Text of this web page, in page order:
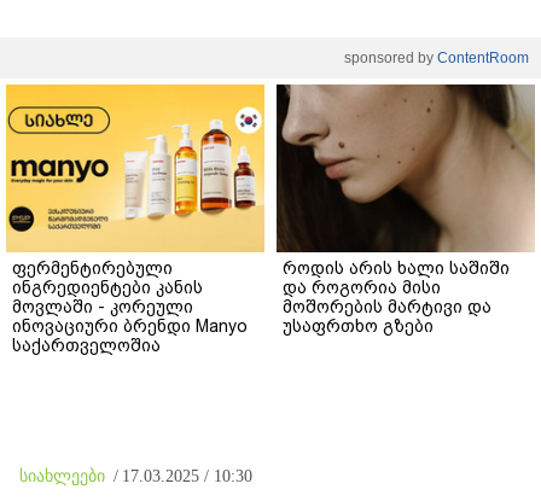
sponsored by ContentRoom
ფერმენტირებული
ინგრედიენტები კანის
მოვლაში - კორეული
ინოვაციური ბრენდი Manyo
საქართველოშია
როდის არის ხალი საშიში
და როგორია მისი
მოშორების მარტივი და
უსაფრთხო გზები
სიახლეები / 17.03.2025 / 10:30